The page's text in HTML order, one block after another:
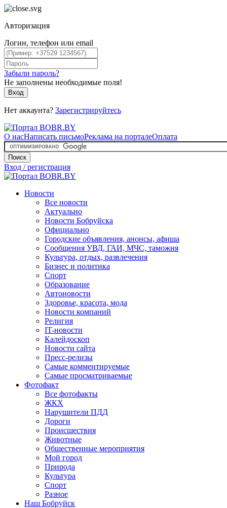
Авторизация
Логин, телефон или email
Забыли пароль?
Не заполнены необходимые поля!
Вход
Нет аккаунта? Зарегистрируйтесь
О насНаписать письмоРеклама на порталеОплата
Поиск
Вход / регистрация
Новости
Все новости
Актуально
Новости Бобруйска
Официально
Городские объявления, анонсы, афиша
Сообщения УВД, ГАИ, МЧС, таможня
Культура, отдых, развлечения
Бизнес и политика
Спорт
Образование
Автоновости
Здоровье, красота, мода
Новости компаний
Религия
IT-новости
Калейдоскоп
Новости сайта
Пресс-релизы
Самые комментируемые
Самые просматриваемые
Фотофакт
Все фотофакты
ЖКХ
Нарушители ПДД
Дороги
Происшествия
Животные
Общественные мероприятия
Мой город
Природа
Культура
Спорт
Разное
Наш Бобруйск